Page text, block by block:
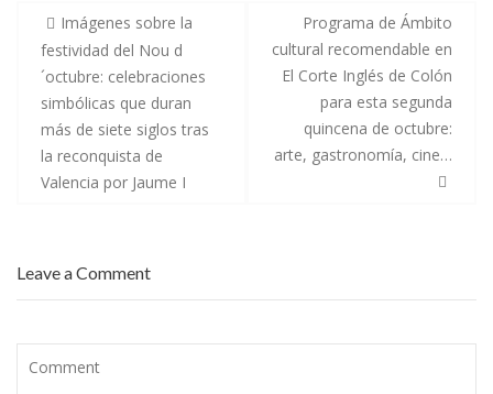
Imágenes sobre la
festividad del Nou d
´octubre: celebraciones
simbólicas que duran
más de siete siglos tras
la reconquista de
Valencia por Jaume I
Programa de Ámbito
cultural recomendable en
El Corte Inglés de Colón
para esta segunda
quincena de octubre:
arte, gastronomía, cine…
Leave a Comment